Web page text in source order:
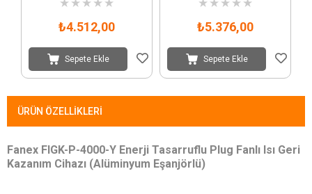
₺4.512,00
Sepete Ekle
₺5.376,00
Sepete Ekle
ÜRÜN ÖZELLIKLERI
Fanex FIGK-P-4000-Y Enerji Tasarruflu Plug Fanlı Isı Geri
Kazanım Cihazı (Alüminyum Eşanjörlü)